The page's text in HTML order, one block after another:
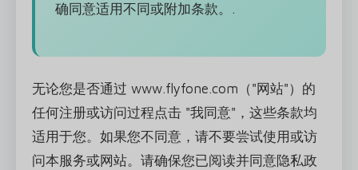
确同意适用不同或附加条款。.
无论您是否通过 www.flyfone.com（"网站"）的
任何注册或访问过程点击 "我同意"，这些条款均
适用于您。如果您不同意，请不要尝试使用或访
问本服务或网站。请确保您已阅读并同意隐私政